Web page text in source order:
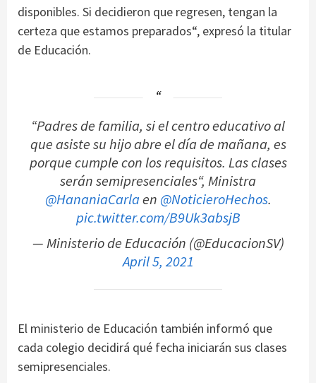
disponibles. Si decidieron que regresen, tengan la
certeza que estamos preparados“, expresó la titular
de Educación.
“Padres de familia, si el centro educativo al
que asiste su hijo abre el día de mañana, es
porque cumple con los requisitos. Las clases
serán semipresenciales“, Ministra
@HananiaCarlaen @NoticieroHechos.
pic.twitter.com/B9Uk3absjB
— Ministerio de Educación (@EducacionSV)
April 5, 2021
El ministerio de Educación también informó que
cada colegio decidirá qué fecha iniciarán sus clases
semipresenciales.